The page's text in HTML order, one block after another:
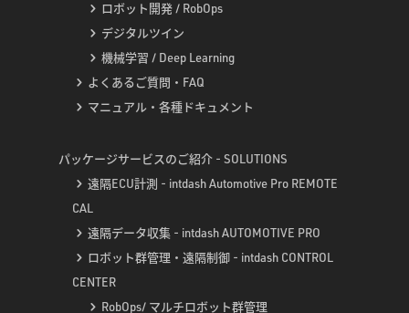
ロボット開発 / RobOps
デジタルツイン
機械学習 / Deep Learning
よくあるご質問・FAQ
マニュアル・各種ドキュメント
パッケージサービスのご紹介 - SOLUTIONS
遠隔ECU計測 - intdash Automotive Pro REMOTE
CAL
遠隔データ収集 - intdash AUTOMOTIVE PRO
ロボット群管理・遠隔制御 - intdash CONTROL
CENTER
RobOps/ マルチロボット群管理